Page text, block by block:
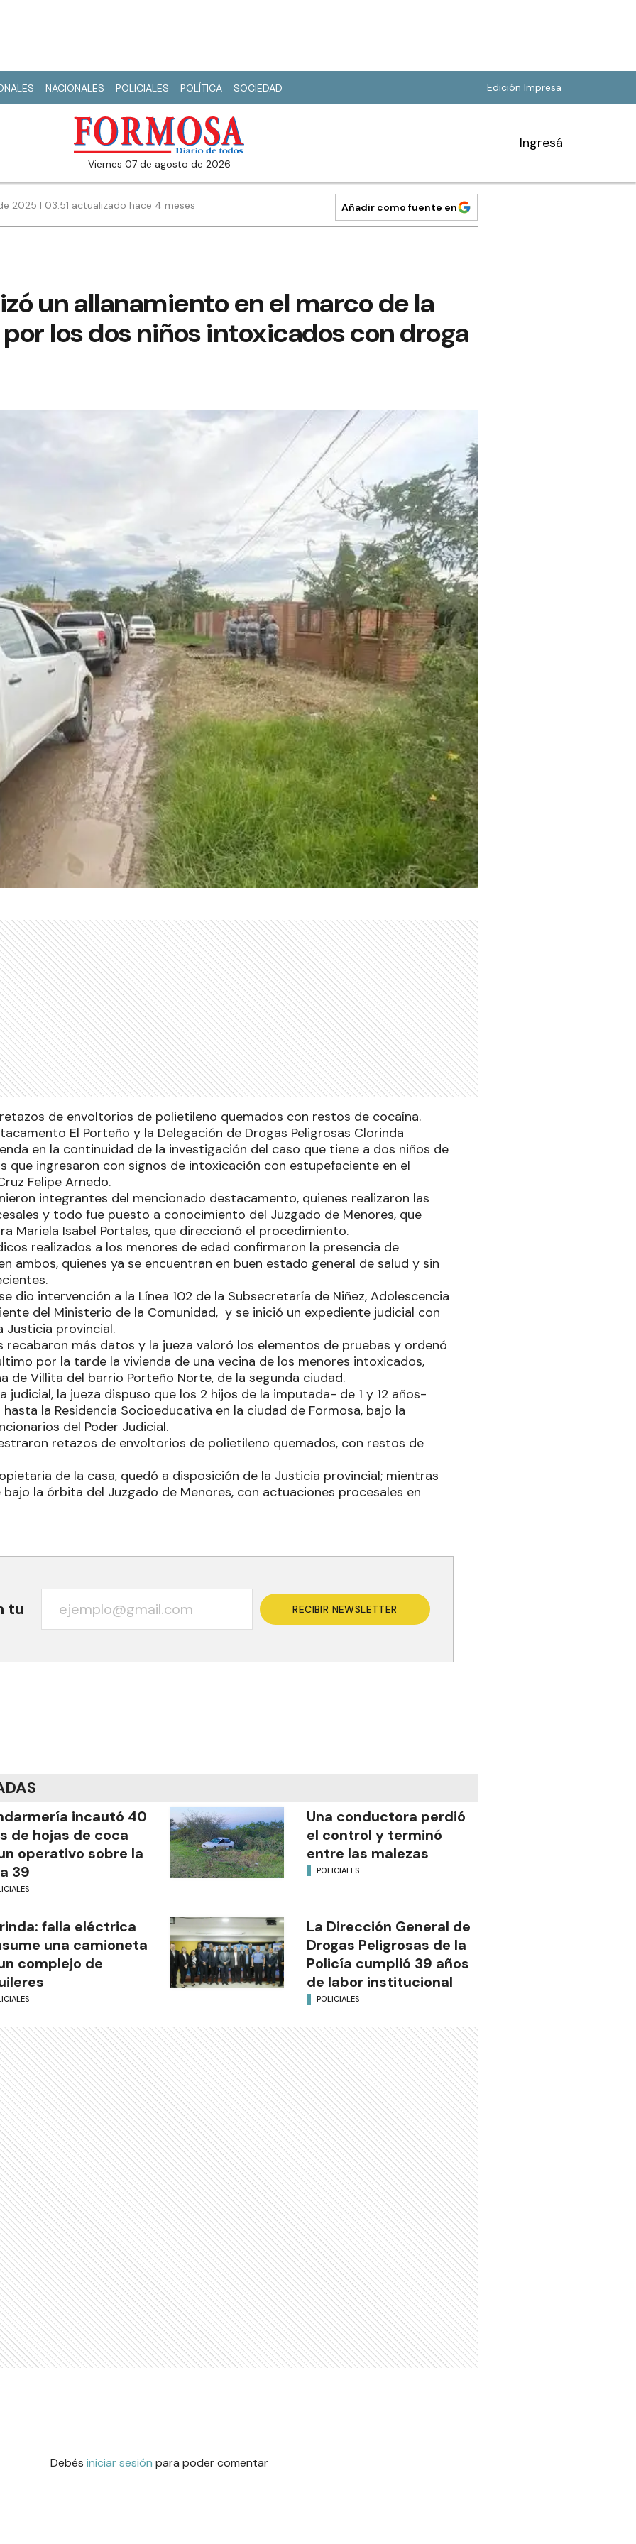
NACIONALES POLICIALES POLÍTICA SOCIEDAD Edición Impresa
viernes 07 de agosto de 2026
Ingresá
2025 | 03:51 actualizado hace 4 meses Añadir como fuente en
un allanamiento en el marco de la
los dos niños intoxicados con droga
de envoltorios de polietileno quemados con restos de cocaína.
El Porteño y la Delegación de Drogas Peligrosas Clorinda
en la continuidad de la investigación del caso que tiene a dos niños de
que ingresaron con signos de intoxicación con estupefaciente en el
Felipe Arnedo.
integrantes del mencionado destacamento, quienes realizaron las
y todo fue puesto a conocimiento del Juzgado de Menores, que
Mariela Isabel Portales, que direccionó el procedimiento.
realizados a los menores de edad confirmaron la presencia de
ambos, quienes ya se encuentran en buen estado general de salud y sin
dio intervención a la Línea 102 de la Subsecretaría de Niñez, Adolescencia
del Ministerio de la Comunidad, y se inició un expediente judicial con
Justicia provincial.
recabaron más datos y la jueza valoró los elementos de pruebas y ordenó
por la tarde la vivienda de una vecina de los menores intoxicados,
de Villita del barrio Porteño Norte, de la segunda ciudad.
judicial, la jueza dispuso que los 2 hijos de la imputada- de 1 y 12 años-
la Residencia Socioeducativa en la ciudad de Formosa, bajo la
del Poder Judicial.
retazos de envoltorios de polietileno quemados, con restos de
de la casa, quedó a disposición de la Justicia provincial; mientras
bajo la órbita del Juzgado de Menores, con actuaciones procesales en
tu RECIBIR NEWSLETTER
incautó 40
de hojas de coca
operativo sobre la
39
Una conductora perdió
el control y terminó
entre las malezas
POLICIALES
falla eléctrica
una camioneta
complejo de
La Dirección General de
Drogas Peligrosas de la
Policía cumplió 39 años
de labor institucional
POLICIALES
Debés iniciar sesión para poder comentar